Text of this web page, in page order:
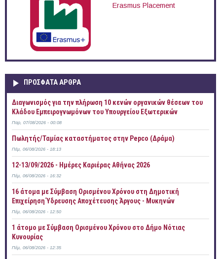
Erasmus Placement
ΠΡOΣΦΑΤΑ AΡΘΡΑ
Διαγωνισμός για την πλήρωση 10 κενών οργανικών θέσεων του
Κλάδου Εμπειρογνωμόνων του Υπουργείου Εξωτερικών
Παρ, 07/08/2026 - 00:08
Πωλητής/Ταμίας καταστήματος στην Pepco (Δράμα)
Πέμ, 06/08/2026 - 18:13
12-13/09/2026 - Ημέρες Καριέρας Αθήνας 2026
Πέμ, 06/08/2026 - 16:32
16 άτομα με Σύμβαση Ορισμένου Χρόνου στη Δημοτική
Επιχείρηση Ύδρευσης Αποχέτευσης Άργους - Μυκηνών
Πέμ, 06/08/2026 - 12:50
1 άτομο με Σύμβαση Ορισμένου Χρόνου στο Δήμο Νότιας
Κυνουρίας
Πέμ, 06/08/2026 - 12:35